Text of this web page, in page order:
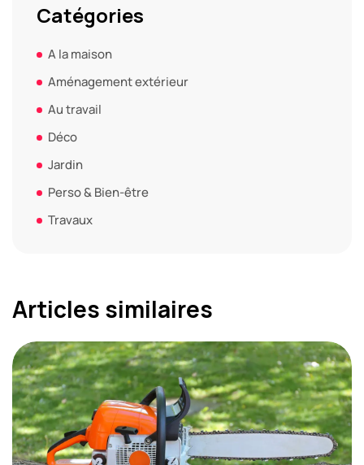
Catégories
A la maison
Aménagement extérieur
Au travail
Déco
Jardin
Perso & Bien-être
Travaux
Articles similaires